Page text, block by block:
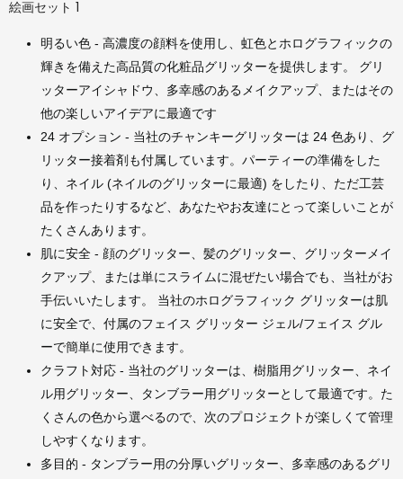
絵画セット 1
明るい色 - 高濃度の顔料を使用し、虹色とホログラフィックの
輝きを備えた高品質の化粧品グリッターを提供します。 グリ
ッターアイシャドウ、多幸感のあるメイクアップ、またはその
他の楽しいアイデアに最適です
24 オプション - 当社のチャンキーグリッターは 24 色あり、グ
リッター接着剤も付属しています。パーティーの準備をした
り、ネイル (ネイルのグリッターに最適) をしたり、ただ工芸
品を作ったりするなど、あなたやお友達にとって楽しいことが
たくさんあります。
肌に安全 - 顔のグリッター、髪のグリッター、グリッターメイ
クアップ、または単にスライムに混ぜたい場合でも、当社がお
手伝いいたします。 当社のホログラフィック グリッターは肌
に安全で、付属のフェイス グリッター ジェル/フェイス グル
ーで簡単に使用できます。
クラフト対応 - 当社のグリッターは、樹脂用グリッター、ネイ
ル用グリッター、タンブラー用グリッターとして最適です。た
くさんの色から選べるので、次のプロジェクトが楽しくて管理
しやすくなります。
多目的 - タンブラー用の分厚いグリッター、多幸感のあるグリ